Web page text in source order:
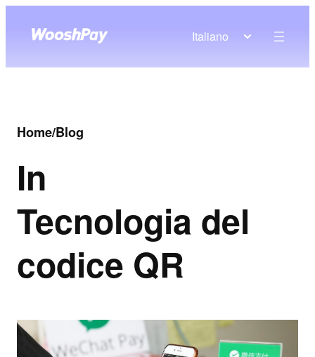
Italiano
Home/Blog
In
Tecnologia del
codice QR